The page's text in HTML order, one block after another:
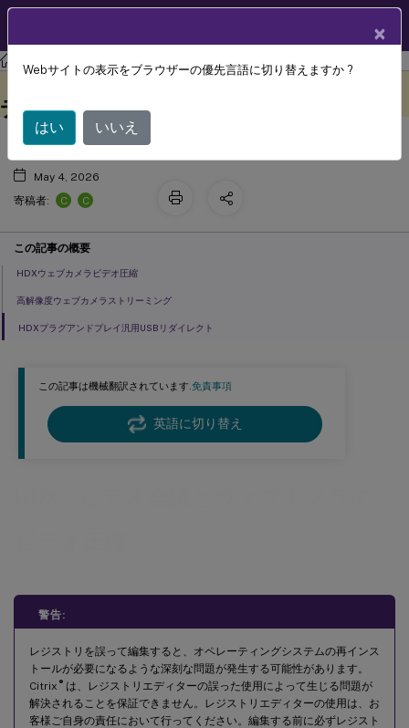
Citrix DaaS
この記事は機械翻訳されています.免責事項
英語に切り替え
警告:
レジストリを誤って編集すると、オペレーティングシステムの再インス
トールが必要になるような深刻な問題が発生する可能性があります。
Citrix ®は、レジストリエディターの誤った使用によって生じる問題が
解決されることを保証できません。レジストリエディターの使用は、お
客様ご自身の責任において行ってください。編集する前に必ずレジスト
HDX ™ ビデオ会議とウェブカメラのビ
デオ圧縮
May 4, 2026
寄稿者:
C C
この記事の概要
HDXウェブカメラビデオ圧縮
高解像度ウェブカメラストリーミング
HDXプラグアンドプレイ汎用USBリダイレクト
×
Webサイトの表示をブラウザーの優先言語に切り替えますか ?
はい いいえ